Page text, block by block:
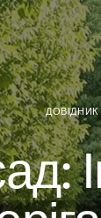
ДОВІДНИК